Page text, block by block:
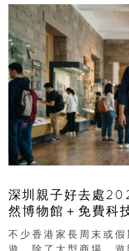
深圳親子好去處
然博物館＋免費科
齡、交通、門票、
不少香港家長周末或